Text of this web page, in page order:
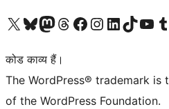
Visit our X (formerly Twitter) account
हमारे बलुस्की खाते पर जाएँVisit our Mastodon account
हमारे थ्रेड्स अकाउंट पर जाएंहमारे फेसबुक पेज पर जाएँहमारे इंस्टाग्राम अकाउंट पर जाएंहमारे लिंक्डइन खाते पर जाएँहमारे टिकटॉक खाते पर जाएँहमारे यूट्यूब चैनल पर जाएंहमारे Tumblr खाते पर जाएँ
कोड काव्य हैं।
The WordPress® trademark
of the WordPress Foundation.